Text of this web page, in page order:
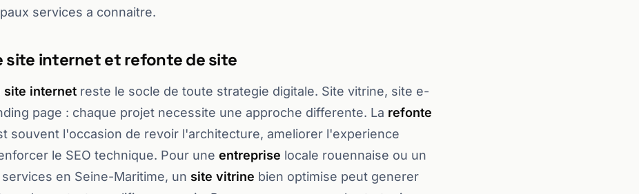
services a connaitre.
site internet et refonte de site
site internet reste le socle de toute strategie digitale. Site vitrine, site e-
page : chaque projet necessite une approche differente. La refonte
souvent l'occasion de revoir l'architecture, ameliorer l'experience
le SEO technique. Pour une entreprise locale rouennaise ou un
en Seine-Maritime, un site vitrine bien optimise peut generer